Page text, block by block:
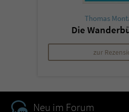
Thomas
Die
zur
Neu im Forum